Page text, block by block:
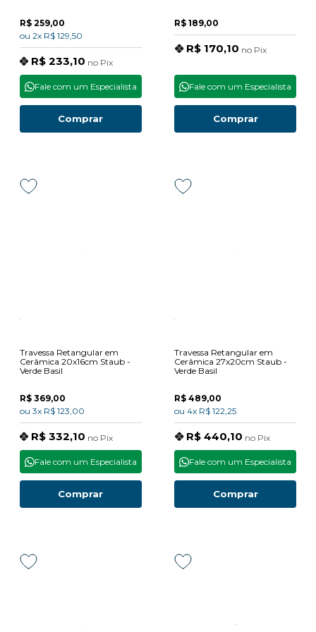
R$ 259,00
ou 2x R$ 129,50
R$ 233,10 no Pix
Comprar
Fale com um Especialista
R$ 189,00
R$ 170,10 no Pix
Comprar
Fale com um Especialista
Travessa Retangular em
Cerâmica 20x16cm Staub -
Verde Basil
R$ 369,00
ou 3x R$ 123,00
R$ 332,10 no Pix
Comprar
Fale com um Especialista
Travessa Retangular em
Cerâmica 27x20cm Staub -
Verde Basil
R$ 489,00
ou 4x R$ 122,25
R$ 440,10 no Pix
Comprar
Fale com um Especialista